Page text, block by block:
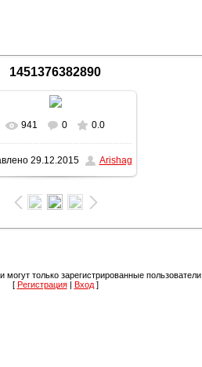
1451376382890
В реальном размере
1200x1600/ 345.3Kb
941 0 0.0
29.12.2015 Arishag
могут только зарегистрированные пользователи.
[ Регистрация| Вход]